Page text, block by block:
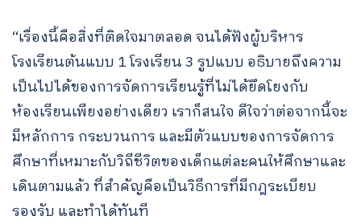
“เรื่องนี้คือสิ่งที่ติดใจมาตลอด จนได้ฟังผู้บริหาร
โรงเรียนต้นแบบ 1 โรงเรียน 3 รูปแบบ อธิบายถึงความ
เป็นไปได้ของการจัดการเรียนรู้ที่ไม่ได้ยึดโยงกับ
ห้องเรียนเพียงอย่างเดียว เราก็สนใจ ดีใจว่าต่อจากนี้จะ
มีหลักการ กระบวนการ และมีตัวแบบของการจัดการ
ศึกษาที่เหมาะกับวิถีชีวิตของเด็กแต่ละคนให้ศึกษาและ
เดินตามแล้ว ที่สำคัญคือเป็นวิธีการที่มีกฎระเบียบ
รองรับ และทำได้ทันที